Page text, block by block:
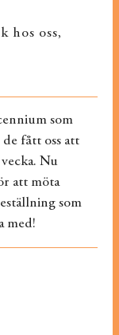
hos oss,
som
fått oss att
Nu
att möta
som
med!